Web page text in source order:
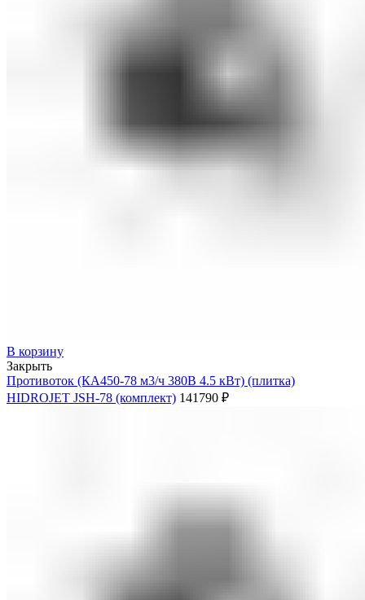
В корзину
Закрыть
Противоток (КА450-78 м3/ч 380В 4.5 кВт) (плитка)
HIDROJET JSH-78 (комплект) 141790 ₽